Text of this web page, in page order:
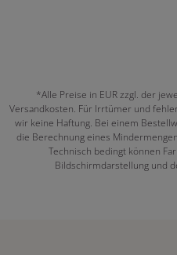
*Alle Preise in EUR zzgl. der
Versandkosten. Für Irrtümer und
wir keine Haftung. Bei einem
die Berechnung eines
Technisch bedingt können
Bildschirmdarstellung und